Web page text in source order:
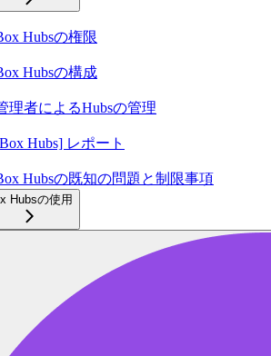
Hubsの権限
Hubsの構成
理者によるHubsの管理
Hubs] レポート
Hubsの既知の問題と制限事項
Hubsの使用